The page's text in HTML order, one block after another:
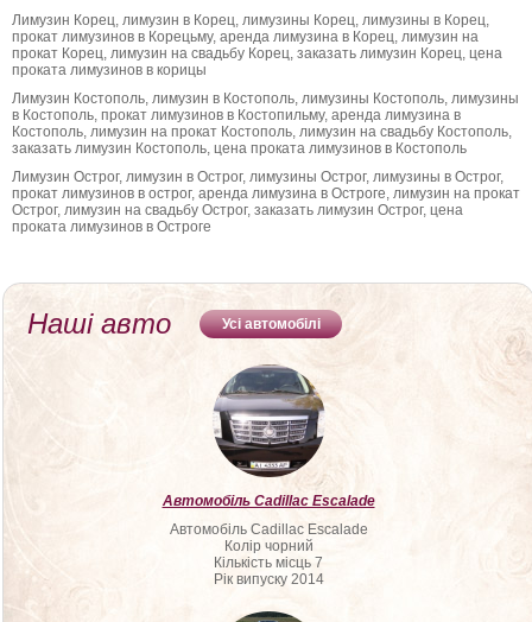
Лимузин Корец, лимузин в Корец, лимузины Корец, лимузины в Корец,
прокат лимузинов в Корецьму, аренда лимузина в Корец, лимузин на
прокат Корец, лимузин на свадьбу Корец, заказать лимузин Корец, цена
проката лимузинов в корицы
Лимузин Костополь, лимузин в Костополь, лимузины Костополь, лимузины
в Костополь, прокат лимузинов в Костопильму, аренда лимузина в
Костополь, лимузин на прокат Костополь, лимузин на свадьбу Костополь,
заказать лимузин Костополь, цена проката лимузинов в Костополь
Лимузин Острог, лимузин в Острог, лимузины Острог, лимузины в Острог,
прокат лимузинов в острог, аренда лимузина в Остроге, лимузин на прокат
Острог, лимузин на свадьбу Острог, заказать лимузин Острог, цена
проката лимузинов в Остроге
Наші авто Усі автомобілі
Автомобіль Cadillac Escalade
Автомобіль Cadillac Escalade
Колір чорний
Кількість місць 7
Рік випуску 2014